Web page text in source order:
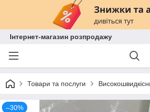
Інтернет-магазин розпродажу
Товари та послуги
–30%